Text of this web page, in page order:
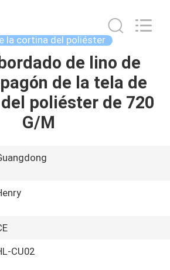
la cortina del poliéster
de lino de
de la tela de
poliéster de 720
G/M
CU02